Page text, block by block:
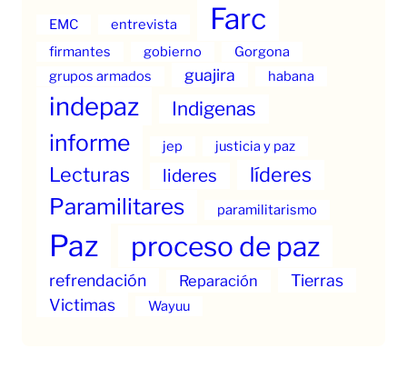
EMC entrevista Farc
firmantes gobierno
Gorgona
grupos armados
guajira habana
indepaz Indigenas
informe jep justicia y paz
Lecturas lideres líderes
Paramilitares paramilitarismo
Paz proceso de paz
refrendación Reparación
Tierras
Victimas
Wayuu